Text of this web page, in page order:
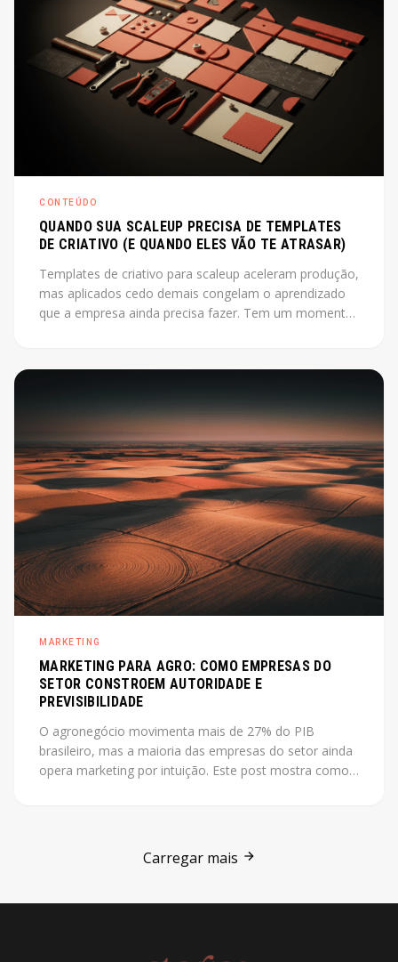
CONTEÚDO
QUANDO SUA SCALEUP PRECISA DE TEMPLATES
DE CRIATIVO (E QUANDO ELES VÃO TE ATRASAR)
Templates de criativo para scaleup aceleram produção,
mas aplicados cedo demais congelam o aprendizado
que a empresa ainda precisa fazer. Tem um momento
montar um sistema, industrializar. Só que esse instinto,
a empresa ainda precisa descobrir.
MARKETING
MARKETING PARA AGRO: COMO EMPRESAS DO
SETOR CONSTROEM AUTORIDADE E
PREVISIBILIDADE
O agronegócio movimenta mais de 27% do PIB
brasileiro, mas a maioria das empresas do setor ainda
opera marketing por intuição. Este post mostra como
Carregar mais